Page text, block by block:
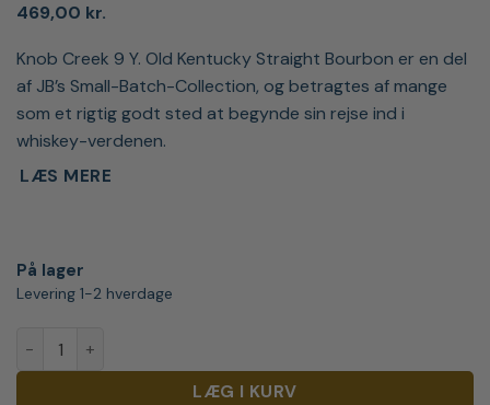
469,00 kr.
Knob Creek 9 Y. Old Kentucky Straight Bourbon er en del
af JB’s Small-Batch-Collection, og betragtes af mange
som et rigtig godt sted at begynde sin rejse ind i
whiskey-verdenen.
LÆS MERE
På lager
Levering 1-2 hverdage
LÆG I KURV